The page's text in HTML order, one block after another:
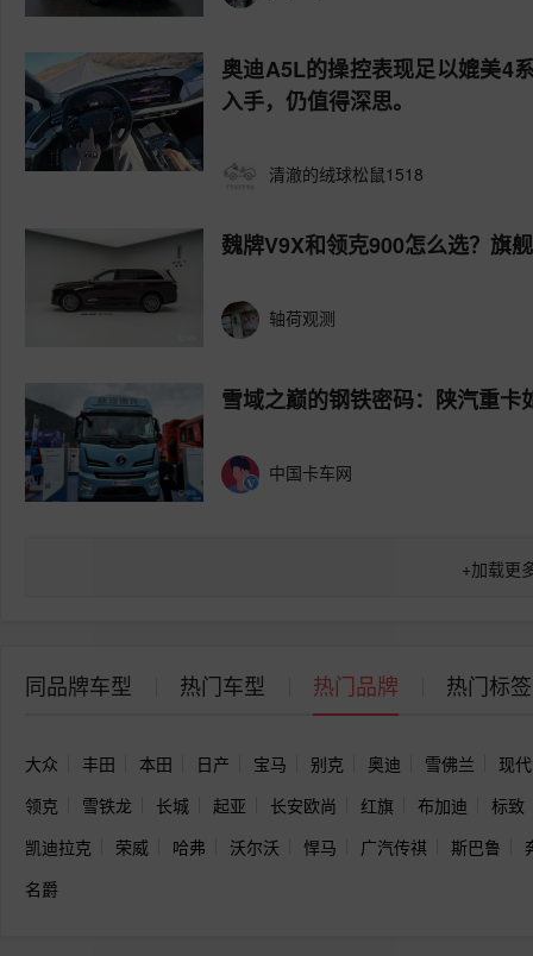
奥迪A5L的操控表现足以媲美4
入手，仍值得深思。
清澈的绒球松鼠1518
魏牌V9X和领克900怎么选？旗
轴荷观测
雪域之巅的钢铁密码：陕汽重
中国卡车网
+加载更
同品牌车型 热门车型 热门品牌 热门标签
大众 丰田 本田 日产 宝马 别克 奥迪 雪佛兰
现代
领克
雪铁龙 长城 起亚 长安欧尚 红旗 布加迪
标致
凯迪拉克
荣威 哈弗 沃尔沃 悍马 广汽传祺 斯巴鲁
名爵